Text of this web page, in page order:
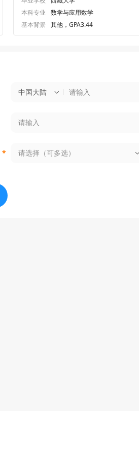
本科专业 数学与应用数学
基本背景
其他，GPA3.44
中国大陆
* 请选择（可多选）